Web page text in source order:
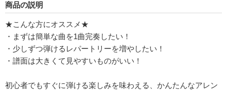
商品の説明
★こんな方にオススメ★
・まずは簡単な曲を1曲完奏したい！
・少しずつ弾けるレパートリーを増やしたい！
・譜面は大きくて見やすいものがいい！
初心者でもすぐに弾ける楽しみを味わえる、かんたんなアレン